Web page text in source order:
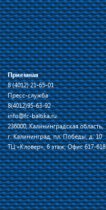
Приемная
8 (4012) 21-65-01
Пресс-служба
8(4012)95-63-92
info@fc-baltika.ru
236000, Калининградская область,
г. Калининград, пл. Победы, д. 10
ТЦ «Кловер», 6 этаж, Офис 617-618